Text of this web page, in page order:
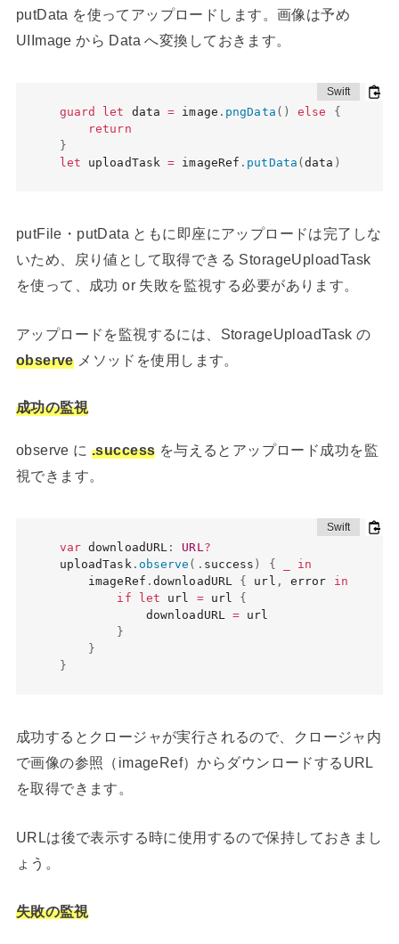
putData を使ってアップロードします。画像は予め
UIImage から Data へ変換しておきます。
guard let data = image . pngData ( ) else
{
return
}
let uploadTask = imageRef . putData (data )
putFile・putData ともに即座にアップロードは完了しな
いため、戻り値として取得できる StorageUploadTask
を使って、成功 or 失敗を監視する必要があります。
アップロードを監視するには、StorageUploadTask の
observeメソッドを使用します。
成功の監視
observe に.success を与えるとアップロード成功を監
視できます。
var downloadURL : URL?
uploadTask. observe ( . success ) {
in
    imageRef
. downloadURL { url , error in
if
let url = url {
            downloadURL
= url
}
}
}
成功するとクロージャが実行されるので、クロージャ内
で画像の参照（imageRef）からダウンロードするURL
を取得できます。
URLは後で表示する時に使用するので保持しておきまし
ょう。
失敗の監視